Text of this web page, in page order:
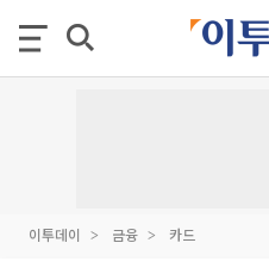
이투데이 금융 카드